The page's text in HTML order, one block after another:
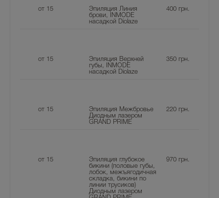
от 15
Эпиляция Линия
брови, INMODE
насадкой Diolaze
400грн.
от 15
Эпиляция Верхней
губы, INMODE
насадкой Diolaze
350грн.
от 15
Эпиляция Межбровье
Диодным лазером
GRAND PRIME
220грн.
от 15
Эпиляция глубокое
бикини (половые губы,
лобок, межъягодичная
складка, бикини по
линии трусиков)
Диодным лазером
970грн.